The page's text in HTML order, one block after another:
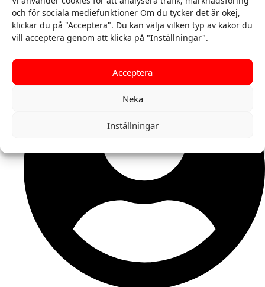
och för sociala mediefunktioner Om du tycker det är okej,
klickar du på "Acceptera". Du kan välja vilken typ av kakor du
vill acceptera genom att klicka på "Inställningar".
Acceptera
Neka
Inställningar
SPONSORER
KONTAKT